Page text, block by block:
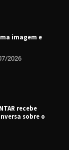
imagem e
2026
recebe
sobre o